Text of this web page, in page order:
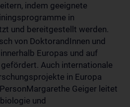
indem geeignete
in
und bereitgestellt werden.
von DoktorandInnen und
Europas und auf
Auch internationale
in Europa
Geiger leitet
und